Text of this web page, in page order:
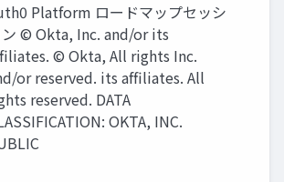
Platform ロードマップセッシ
ン © Okta, Inc. and/or its
© Okta, All rights Inc.
or reserved. its afﬁliates. All
reserved. DATA
OKTA, INC.